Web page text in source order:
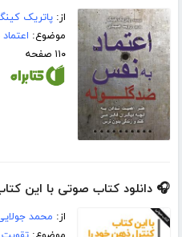
از:پاتریک
موضوع:
۱۱۰ صفحه
🎧 دانلود کتاب صوتی با این
از: محمد